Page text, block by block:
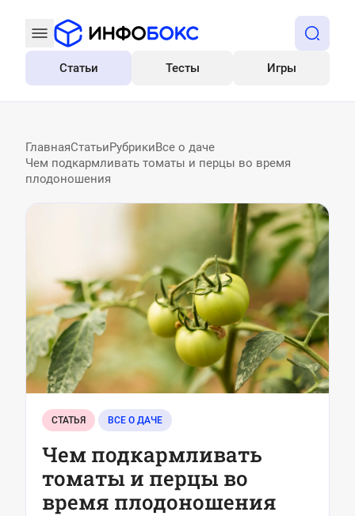
Все
Статьи Тесты Игры
ГлавнаяСтатьиРубрикиВсе о даче
Чем подкармливать томаты и перцы во время
плодоношения
СТАТЬЯ ВСЕ О ДАЧЕ
Чем подкармливать
томаты и перцы во
время плодоношения